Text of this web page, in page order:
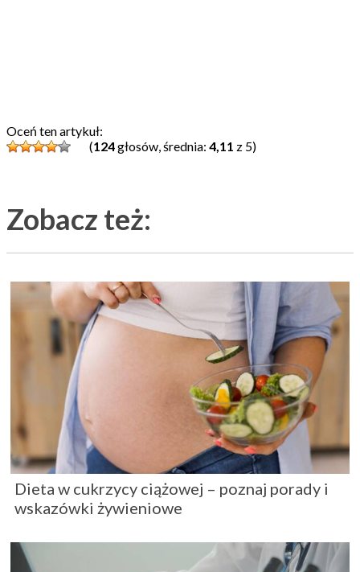
Oceń ten artykuł:
(124głosów, średnia: 4,11 z 5)
Zobacz też:
Dieta w cukrzycy ciążowej – poznaj porady i
wskazówki żywieniowe